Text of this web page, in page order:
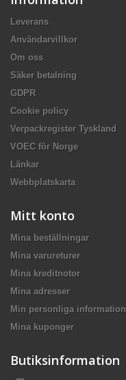
Leverans
Användarvillkor
Om oss
Säker betalning
GDPR
Cookie policy
Verpackregister Tyskland
VOEC för Norge
Länkar
Webbplatskarta
Mitt konto
Mina beställningar
Mina varureturer
Mina kreditnotor
Mina adresser
Min personliga information
Mina kuponger
Butiksinformation